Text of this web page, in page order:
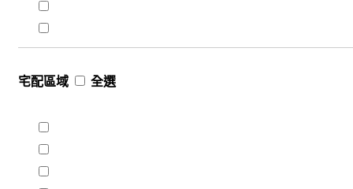
宅配區域 全選